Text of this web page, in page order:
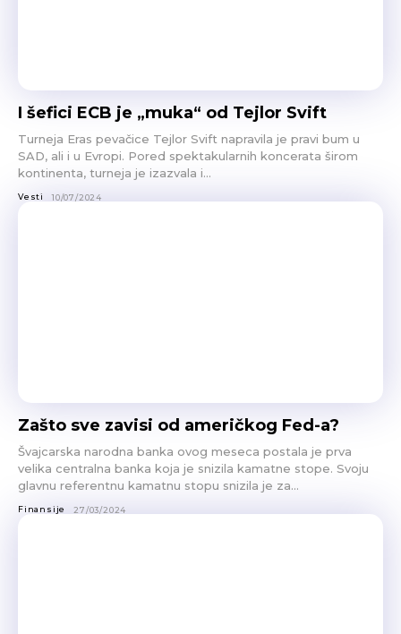
I šefici ECB je „muka“ od Tejlor Svift
Turneja Eras pevačice Tejlor Svift napravila je pravi bum u
SAD, ali i u Evropi. Pored spektakularnih koncerata širom
kontinenta, turneja je izazvala i...
Vesti 10/07/2024
Zašto sve zavisi od američkog Fed-a?
Švajcarska narodna banka ovog meseca postala je prva
velika centralna banka koja je snizila kamatne stope. Svoju
glavnu referentnu kamatnu stopu snizila je za...
Finansije 27/03/2024